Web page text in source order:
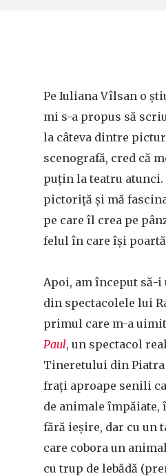
Pe Iuliana Vîlsan o
mi s-a propus să
la câteva dintre
scenografă, cred că
puțin la teatru atunci.
pictoriță și mă
pe care îl crea pe
felul în care își
Apoi, am început să-
din spectacolele lui
primul care m-a
Paul, un spectacol
Tineretului din
frați aproape senili
de animale
fără ieșire, dar cu un
care cobora un
cu trup de lebădă